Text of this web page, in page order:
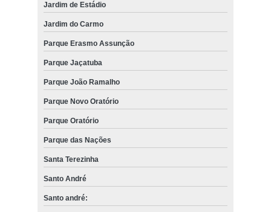
Jardim de Estádio
Jardim do Carmo
Parque Erasmo Assunção
Parque Jaçatuba
Parque João Ramalho
Parque Novo Oratório
Parque Oratório
Parque das Nações
Santa Terezinha
Santo André
Santo andré: